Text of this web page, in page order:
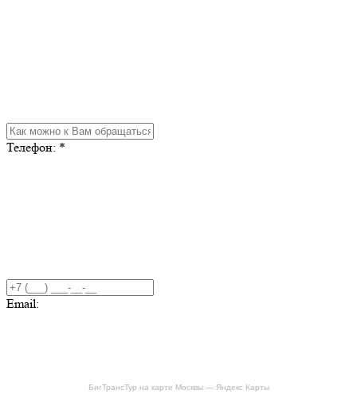
БигТрансТур на карте Москвы — Яндекс Карты
Телефон: *
Email: